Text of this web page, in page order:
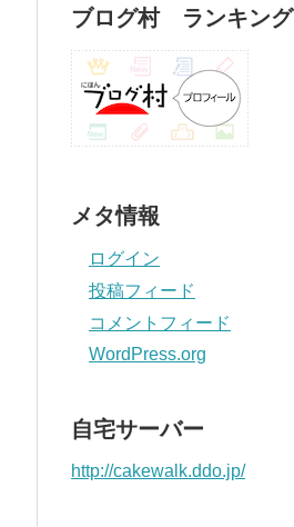
ブログ村 ランキング
メタ情報
ログイン
投稿フィード
コメントフィード
WordPress.org
自宅サーバー
http://cakewalk.ddo.jp/